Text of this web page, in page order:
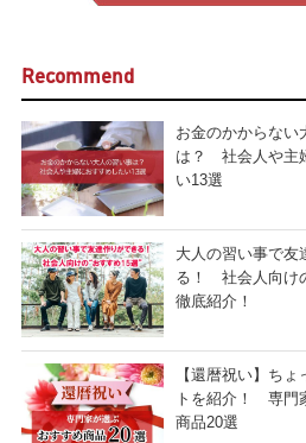
Recommend
お金のかからない
は？ 社会人や主
い13選
大人の習い事で友
る！ 社会人向け
徹底紹介！
【還暦祝い】ち
トを紹介！ 専門
商品20選